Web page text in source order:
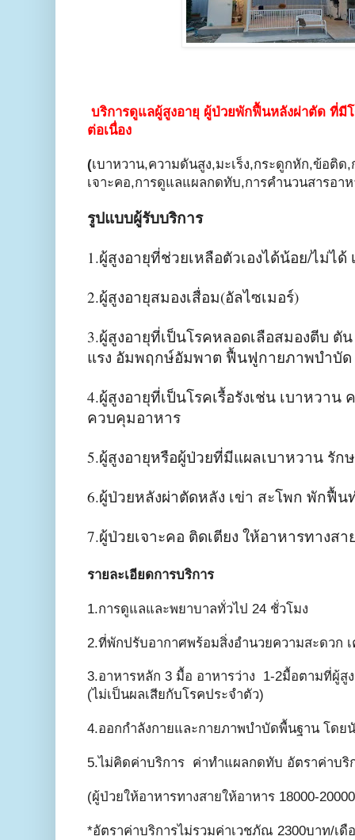
บริการดูแลผู้สูงอายุ ผู้ป่วยพักฟื้นหลังผ่าตัด ที่มี
ต่อเนื่อง
(เบาหวาน,ความดันสูง,มะเร็ง,กระดูกหัก,ข้อติด
เจาะคอ,การดูแลแผลกดทับ,การคำนวนสารอา
รูปแบบผู้รับบริการ
1.ผู้สูงอายุที่ช่วยเหลือตัวเองได้น้อย/ไม่ได้
2.ผู้สูงอายุสมองเสื่อม(อัลไซเมอร์)
3.ผู้สูงอายุที่เป็นโรคหลอดเลือสมองตีบ ตั
แรง อัมพฤกษ์อัมพาต ฟื้นฟูกายภาพบำบัด
4.ผู้สูงอายุที่เป็นโรคเรื้อรังเช่น เบาหวา
ควบคุมอาหาร
5.ผู้สูงอายุหรือผู้ป่วยที่มีแผลเบาหวาน รัก
6.ผู้ป่วยหลังผ่าตัดหลัง เข่า สะโพก พักฟื้
7.ผู้ป่วยเจาะคอ ติดเตียง ให้อาหารทางส
รายละเอียดการบริการ
1.การดูแลและพยาบาลทั่วไป 24 ชั่วโมง
2.ที่พักปรับอากาศพร้อมสิ่งอำนวยความสะดวก
3.อาหารหลัก 3 มื้อ อาหารว่าง 1-2มื้อตามที่ผู้สู
(ไม่เป็นผลเสียกับโรคประจำตัว)
4.ออกกำลังกายและกายภาพบำบัดพื้นฐาน โดย
5.ไม่คิดค่าบริการ ค่าทำแผลกดทับ อัตราค่าบริ
(ผู้ป่วยให้อาหารทางสายให้อาหาร 18000-
*อัตราค่าบริการไม่รวมค่าเวชภัณ 2300บาท/เดื